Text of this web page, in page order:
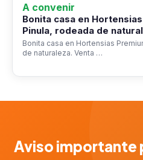
A convenir
Bonita casa en
Pinula, rodeada de
Bonita casa en Hortensias
de naturaleza. Venta …
Aviso importante